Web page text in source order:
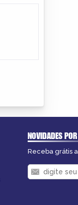
NOVIDADES
Receba grátis